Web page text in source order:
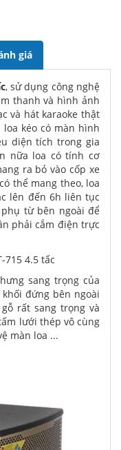
giá
, sử dụng công nghệ
thanh và hình ảnh
và hát karaoke thật
kéo có màn hình
diện tích trong gia
nữa loa có tính cơ
ra bỏ vào cốp xe
thể mang theo, loa
lên đến 6h liên tục
từ bên ngoài để
phải cắm điện trực
sang trọng của
đứng bên ngoài
rất sang trọng và
lưới thép vô cùng
màn loa ...